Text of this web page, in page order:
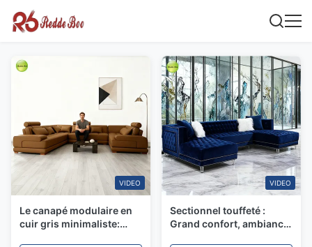
VIDEO
Le canapé modulaire en
cuir gris minimaliste:
VIDEO
Sectionnel touffeté :
Grand confort, ambiance